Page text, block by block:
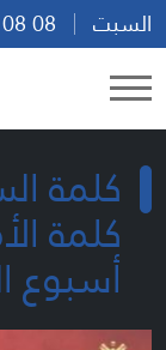
السبت
21:41
كلمة
كلمة
أسبوع